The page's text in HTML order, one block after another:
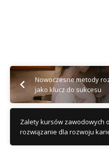
Nowoczesne metody
jako klucz do sukcesu
Zalety kursów zawodowych
rozwiązanie dla rozwoju